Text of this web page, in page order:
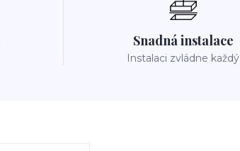
Snadná instalace
Instalaci zvládne každý